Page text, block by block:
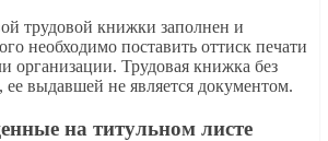
трудовой книжки заполнен и
необходимо поставить оттиск печати
организации. Трудовая книжка без
ее выдавшей не является документом.
на титульном листе